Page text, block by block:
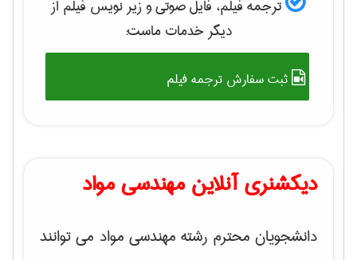
ترجمه فیلم، فایل صوتی و زیر نویس فیلم از
دیگر خدمات ماست:
ثبت سفارش ترجمه فیلم
دیکشنری آنلاین مهندسی مواد
دانشجویان محترم رشته مهندسی مواد می توانند